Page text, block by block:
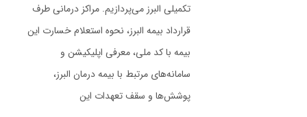
تکمیلی البرز می‌پردازیم. مراکز درمانی طرف
قرارداد بیمه البرز، نحوه استعلام خسارت این
بیمه با کد ملی، معرفی اپلیکیشن و
سامانه‌های مرتبط با بیمه درمان البرز،
پوشش‌ها و سقف تعهدات این